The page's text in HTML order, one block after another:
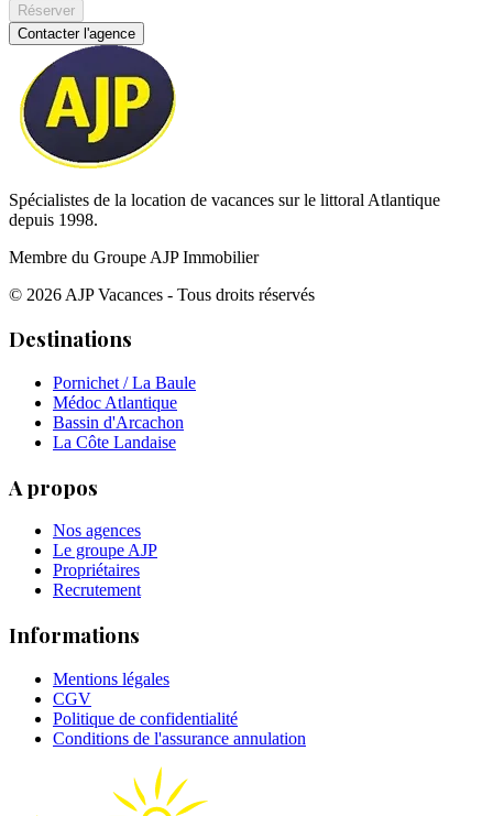
Réserver
Contacter l'agence
Spécialistes de la location de vacances sur le littoral Atlantique
depuis 1998.
Membre du Groupe AJP Immobilier
© 2026 AJP Vacances - Tous droits réservés
Destinations
Pornichet / La Baule
Médoc Atlantique
Bassin d'Arcachon
La Côte Landaise
A propos
Nos agences
Le groupe AJP
Propriétaires
Recrutement
Informations
Mentions légales
CGV
Politique de confidentialité
Conditions de l'assurance annulation